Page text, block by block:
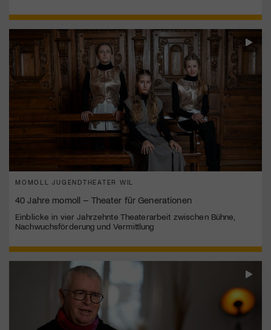
MOMOLL JUGENDTHEATER WIL
40 Jahre momoll – Theater für Generationen
Einblicke in vier Jahrzehnte Theaterarbeit zwischen Bühne,
Nachwuchsförderung und Vermittlung